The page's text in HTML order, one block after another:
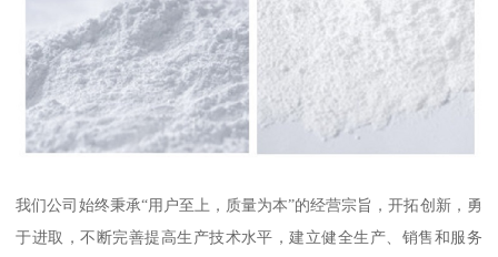
我们公司始终秉承“用户至上，质量为本”的经营宗旨，开拓创新，勇
于进取，不断完善提高生产技术水平，建立健全生产、销售和服务